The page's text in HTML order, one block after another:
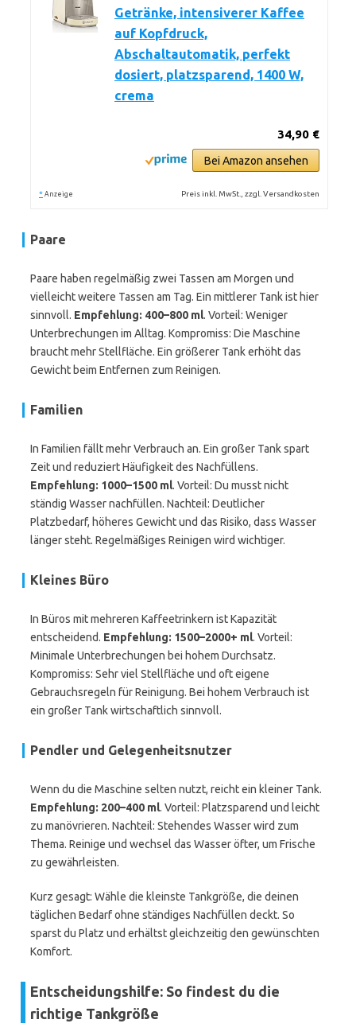
Getränke, intensiverer Kaffee
auf Kopfdruck,
Abschaltautomatik, perfekt
dosiert, platzsparend, 1400 W,
crema
34,90 €
Bei Amazon ansehen
* Anzeige Preis inkl. MwSt., zzgl. Versandkosten
Paare
Paare haben regelmäßig zwei Tassen am Morgen und
vielleicht weitere Tassen am Tag. Ein mittlerer Tank ist hier
sinnvoll. Empfehlung: 400–800 ml. Vorteil: Weniger
Unterbrechungen im Alltag. Kompromiss: Die Maschine
braucht mehr Stellfläche. Ein größerer Tank erhöht das
Gewicht beim Entfernen zum Reinigen.
Familien
In Familien fällt mehr Verbrauch an. Ein großer Tank spart
Zeit und reduziert Häufigkeit des Nachfüllens.
Empfehlung: 1000–1500 ml. Vorteil: Du musst nicht
ständig Wasser nachfüllen. Nachteil: Deutlicher
Platzbedarf, höheres Gewicht und das Risiko, dass Wasser
länger steht. Regelmäßiges Reinigen wird wichtiger.
Kleines Büro
In Büros mit mehreren Kaffeetrinkern ist Kapazität
entscheidend. Empfehlung: 1500–2000+ ml. Vorteil:
Minimale Unterbrechungen bei hohem Durchsatz.
Kompromiss: Sehr viel Stellfläche und oft eigene
Gebrauchsregeln für Reinigung. Bei hohem Verbrauch ist
ein großer Tank wirtschaftlich sinnvoll.
Pendler und Gelegenheitsnutzer
Wenn du die Maschine selten nutzt, reicht ein kleiner Tank.
Empfehlung: 200–400 ml. Vorteil: Platzsparend und leicht
zu manövrieren. Nachteil: Stehendes Wasser wird zum
Thema. Reinige und wechsel das Wasser öfter, um Frische
zu gewährleisten.
Kurz gesagt: Wähle die kleinste Tankgröße, die deinen
täglichen Bedarf ohne ständiges Nachfüllen deckt. So
sparst du Platz und erhältst gleichzeitig den gewünschten
Komfort.
Entscheidungshilfe: So findest du die
richtige Tankgröße